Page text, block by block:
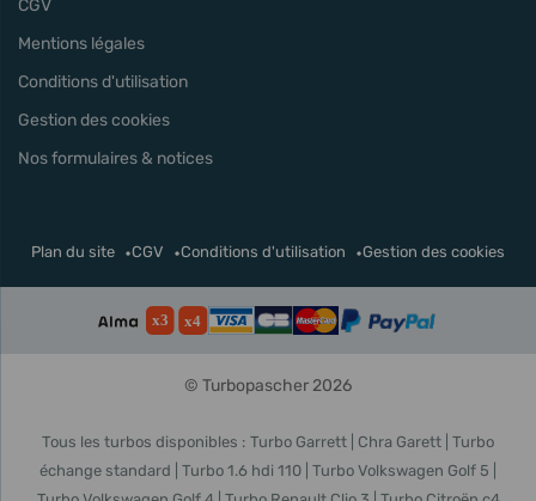
CGV
Mentions légales
Conditions d'utilisation
Gestion des cookies
Nos formulaires & notices
Plan du site CGV Conditions d'utilisation Gestion des cookies
© Turbopascher 2026
Tous les turbos disponibles : Turbo Garrett Chra Garett Turbo
échange standard
Turbo 1.6 hdi 110 Turbo Volkswagen Golf 5